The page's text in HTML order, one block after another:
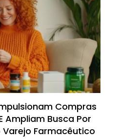
Compras
Ampliam Busca Por
Varejo Farmacêutico